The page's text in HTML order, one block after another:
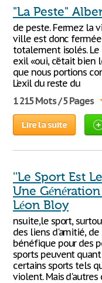
"La Peste"
de peste. Fermez la
ville est donc
totalement isolés. Le
exil «oui, c’était bien
que nous portions
L’exil du reste du
1 215 Mots / 5 Pages
Lire la suite
''Le Sport Est
Une
Léon Bloy
nsuite,le sport,
des liens d'amitié,
bénéfique pour des
sports peuvent
certains sports tels
violent. Mais